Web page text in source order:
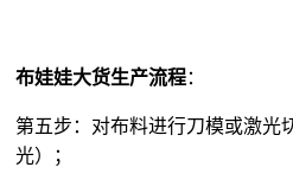
布娃娃大货生产流程：
第五步：对布料进行刀模或激光
光）；